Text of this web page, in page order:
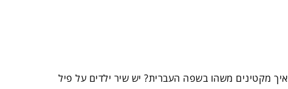
איך מקטינים משהו בשפה העברית? יש שיר ילדים על פיל